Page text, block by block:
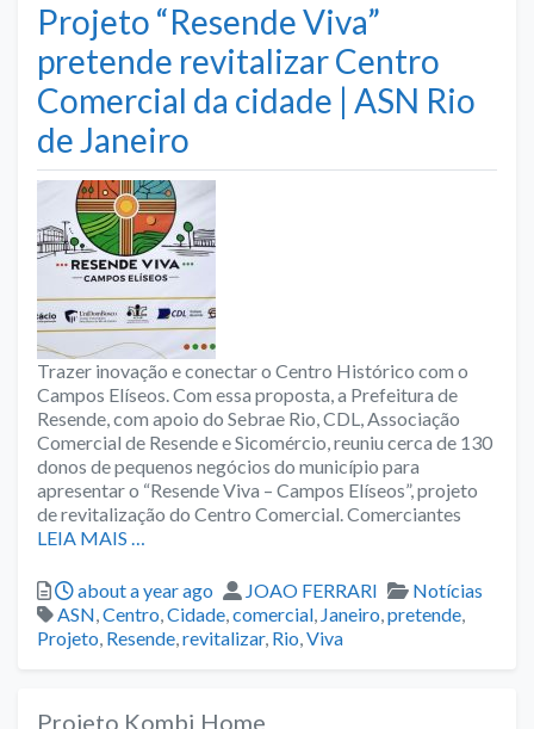
Projeto “Resende Viva”
pretende revitalizar Centro
Comercial da cidade | ASN Rio
de Janeiro
Trazer inovação e conectar o Centro Histórico com o
Campos Elíseos. Com essa proposta, a Prefeitura de
Resende, com apoio do Sebrae Rio, CDL, Associação
Comercial de Resende e Sicomércio, reuniu cerca de 130
donos de pequenos negócios do município para
apresentar o “Resende Viva – Campos Elíseos”, projeto
de revitalização do Centro Comercial. Comerciantes
LEIA MAIS …
Posted
about a year ago Author
JOAO FERRARI Categories
Notícias
Tags
ASN,Centro,Cidade,comercial, Janeiro,pretende,
Projeto, Resende,revitalizar, Rio,Viva
Projeto Kombi Home